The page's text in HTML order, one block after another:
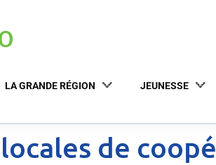
LA GRANDE RÉGION JEUNESSE
de